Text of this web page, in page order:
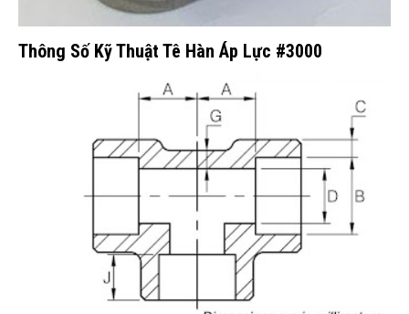
Thông Số Kỹ Thuật Tê Hàn Áp Lực #3000